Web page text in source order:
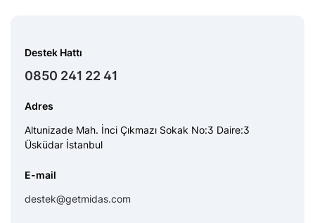
Destek Hattı
0850 241 22 41
Adres
Altunizade Mah. İnci Çıkmazı Sokak No:3 Daire:3
Üsküdar İstanbul
E-mail
destek@getmidas.com